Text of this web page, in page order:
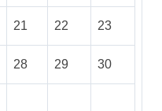
21 22 23
28 29 30